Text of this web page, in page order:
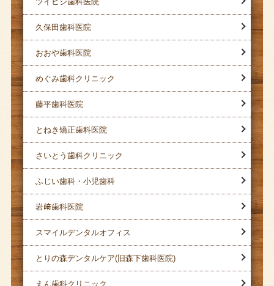
久保田歯科医院
おおや歯科医院
めぐみ歯科クリニック
藤平歯科医院
とねき矯正歯科医院
さいとう歯科クリニック
ふじい歯科・小児歯科
岩﨑歯科医院
スマイルデンタルオフィス
とりの森デンタルケア(旧森下歯科医院)
えん歯科クリニック